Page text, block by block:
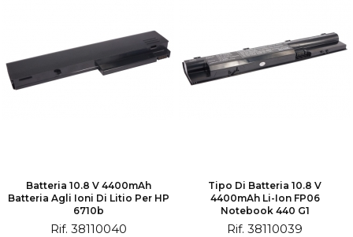
Batteria 10.8 V 4400mAh
Batteria Agli Ioni Di Litio Per HP
6710b
Rif. 38110040
Tipo Di Batteria 10.8 V
4400mAh Li-Ion FP06
Notebook 440 G1
Rif. 38110039